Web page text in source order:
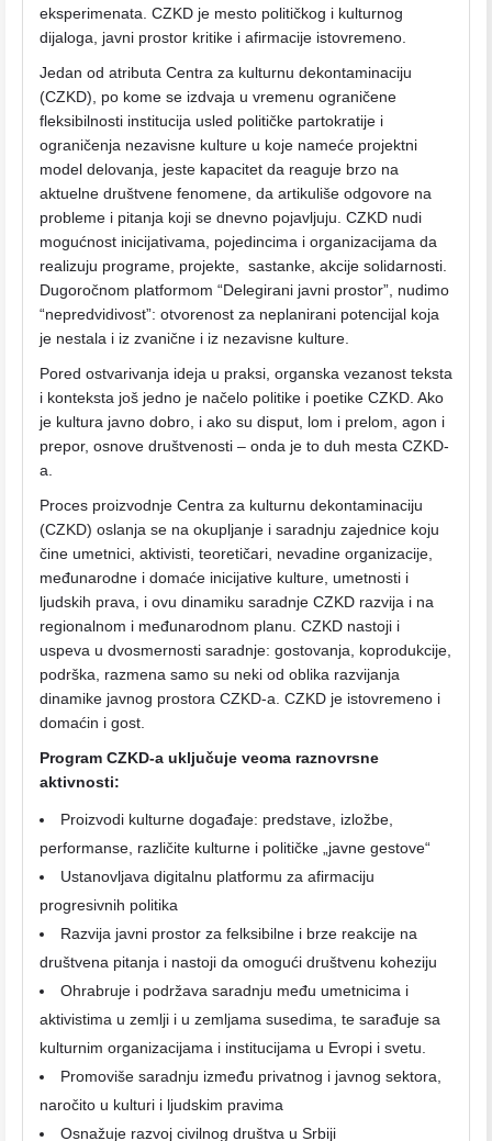
eksperimenata. CZKD je mesto političkog i kulturnog
dijaloga, javni prostor kritike i afirmacije istovremeno.
Jedan od atributa Centra za kulturnu dekontaminaciju
(CZKD), po kome se izdvaja u vremenu ograničene
fleksibilnosti institucija usled političke partokratije i
ograničenja nezavisne kulture u koje nameće projektni
model delovanja, jeste kapacitet da reaguje brzo na
aktuelne društvene fenomene, da artikuliše odgovore na
probleme i pitanja koji se dnevno pojavljuju. CZKD nudi
mogućnost inicijativama, pojedincima i organizacijama da
realizuju programe, projekte, sastanke, akcije solidarnosti.
Dugoročnom platformom “Delegirani javni prostor”, nudimo
“nepredvidivost”: otvorenost za neplanirani potencijal koja
je nestala i iz zvanične i iz nezavisne kulture.
Pored ostvarivanja ideja u praksi, organska vezanost teksta
i konteksta još jedno je načelo politike i poetike CZKD. Ako
je kultura javno dobro, i ako su disput, lom i prelom, agon i
prepor, osnove društvenosti – onda je to duh mesta CZKD-
a.
Proces proizvodnje Centra za kulturnu dekontaminaciju
(CZKD) oslanja se na okupljanje i saradnju zajednice koju
čine umetnici, aktivisti, teoretičari, nevadine organizacije,
međunarodne i domaće inicijative kulture, umetnosti i
ljudskih prava, i ovu dinamiku saradnje CZKD razvija i na
regionalnom i međunarodnom planu. CZKD nastoji i
uspeva u dvosmernosti saradnje: gostovanja, koprodukcije,
podrška, razmena samo su neki od oblika razvijanja
dinamike javnog prostora CZKD-a. CZKD je istovremeno i
domaćin i gost.
Program CZKD-a uključuje veoma raznovrsne
aktivnosti:
Proizvodi kulturne događaje: predstave, izložbe,
performanse, različite kulturne i političke „javne gestove“
Ustanovljava digitalnu platformu za afirmaciju
progresivnih politika
Razvija javni prostor za felksibilne i brze reakcije na
društvena pitanja i nastoji da omogući društvenu koheziju
Ohrabruje i podržava saradnju među umetnicima i
aktivistima u zemlji i u zemljama susedima, te sarađuje sa
kulturnim organizacijama i institucijama u Evropi i svetu.
Promoviše saradnju između privatnog i javnog sektora,
naročito u kulturi i ljudskim pravima
Osnažuje razvoj civilnog društva u Srbiji